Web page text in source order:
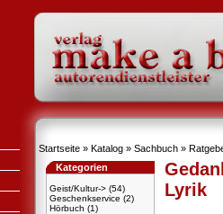
Startseite » Katalog » Sachbuch »
Kategorien
Geist/Kultur-> (54)
Geschenkservice (2)
Hörbuch (1)
Lyrik